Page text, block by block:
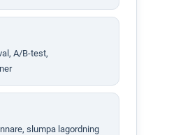
A/B-test,
slumpa lagordning